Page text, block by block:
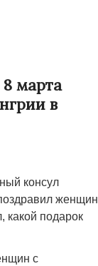
марта
в
консул
женщин
какой подарок
с